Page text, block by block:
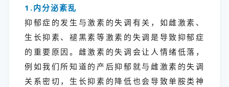
1.内分泌紊乱
抑郁症的发生与激素的失调有关，如雌激素、
生长抑素、褪黑素等激素的失调是导致抑郁症
的重要原因。雌激素的失调会让人情绪低落，
例如我们所知道的产后抑郁就与雌激素的失调
关系密切，生长抑素的降低也会导致单胺类神